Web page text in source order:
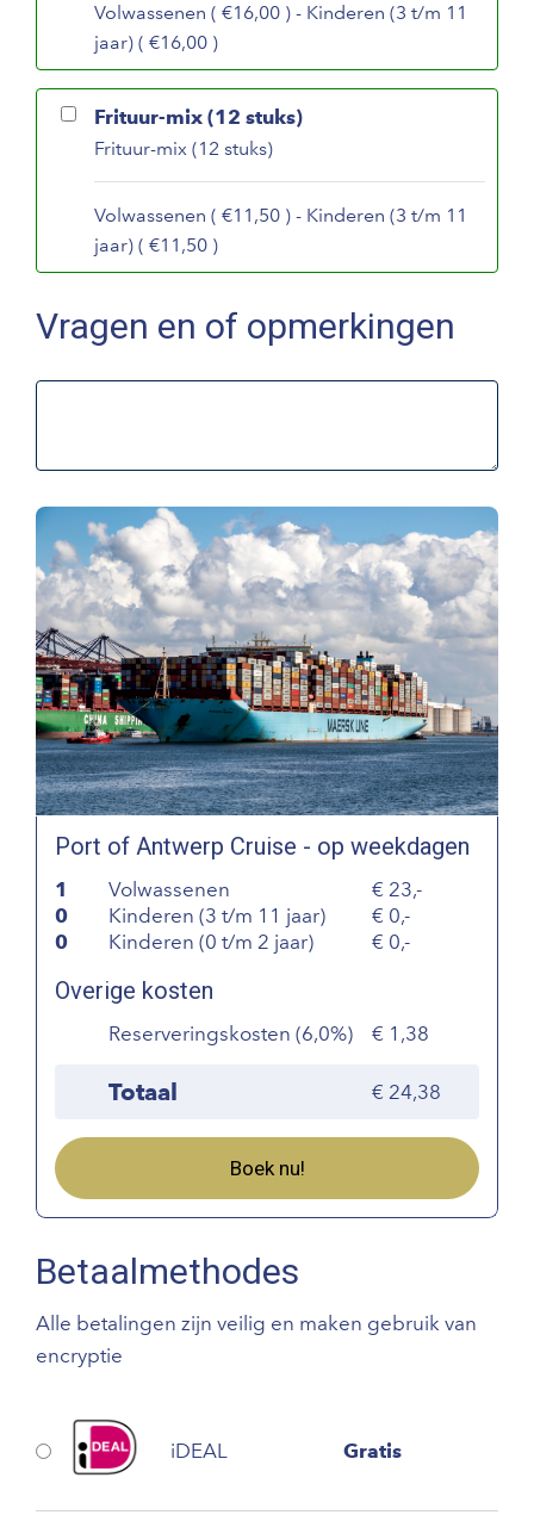
Volwassenen ( €16,00 ) - Kinderen (3 t/m 11
jaar) ( €16,00 )
Frituur-mix (12 stuks)
Frituur-mix (12 stuks)
Volwassenen ( €11,50 ) - Kinderen (3 t/m 11
jaar) ( €11,50 )
Vragen en of opmerkingen
Port of Antwerp Cruise - op weekdagen
1 Volwassenen
23,-
0
Kinderen (3 t/m 11 jaar)
0,-
0
Kinderen (0 t/m 2 jaar) 0,-
Overige kosten
Reserveringskosten (6,0%) 1,38
Totaal 24,38
Boek nu!
Betaalmethodes
Alle betalingen zijn veilig en maken gebruik van
encryptie
iDEAL Gratis